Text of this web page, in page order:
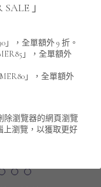
列 」
」，全單額外 9 折。
」，全單額外
」，全單額外
除瀏覽器的網頁瀏覽
上瀏覽，以獲取更好